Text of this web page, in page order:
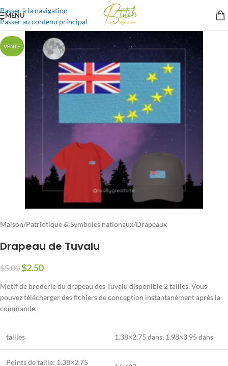
Passer à la navigation
Passer au contenu principal
MENU
VENTE
Maison/Patriotique & Symboles nationaux/Drapeaux
Drapeau de Tuvalu
$5.00$2.50
Motif de broderie du drapeau des Tuvalu disponible 2 tailles. Vous
pouvez télécharger des fichiers de conception instantanément après la
commande.
tailles 1.38×2.75 dans, 1.98×3.95 dans
Points de taille: 1.38×2.75